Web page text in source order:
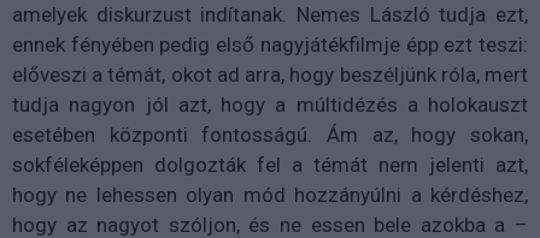
amelyek diskurzust indítanak. Nemes László tudja ezt,
ennek fényében pedig első nagyjátékfilmje épp ezt teszi:
előveszi a témát, okot ad arra, hogy beszéljünk róla, mert
tudja nagyon jól azt, hogy a múltidézés a holokauszt
esetében központi fontosságú. Ám az, hogy sokan,
sokféleképpen dolgozták fel a témát nem jelenti azt,
hogy ne lehessen olyan mód hozzányúlni a kérdéshez,
hogy az nagyot szóljon, és ne essen bele azokba a –